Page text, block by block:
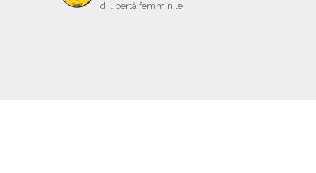
di libertà femminile